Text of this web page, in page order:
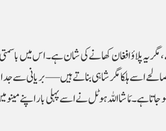
مگر یہ پلاؤ افغان کھانے کی شان ہے۔ اس میں
اسے ہلکا مگر شاہی بناتے ہیں—بریانی سے
جاتا ہے۔ مَاشا اللہ ہوٹل نے اسے پہلی بار اپنے